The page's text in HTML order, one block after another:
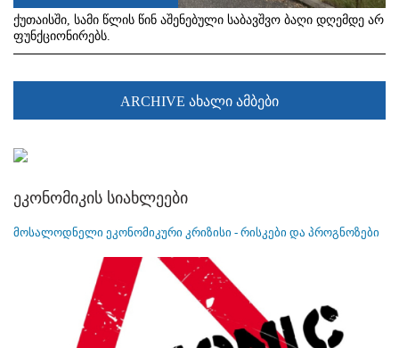
ქუთაისში, სამი წლის წინ აშენებული საბავშვო ბაღი დღემდე არ
ფუნქციონირებს.
ARCHIVE ახალი ამბები
ეკონომიკის სიახლეები
მოსალოდნელი ეკონომიკური კრიზისი - რისკები და პროგნოზები